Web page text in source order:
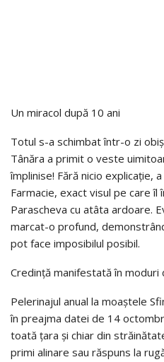
Un miracol după 10 ani
Totul s-a schimbat într-o zi
Tânăra a primit o veste
împlinise! Fără nicio explicație,
Farmacie, exact visul pe care îl
Parascheva cu atâta ardoare.
marcat-o profund,
pot face imposibilul posibil.
Credință manifestată în moduri
Pelerinajul anual la moaștele
în preajma datei de 14
toată țara și chiar din
primi alinare sau răspuns la